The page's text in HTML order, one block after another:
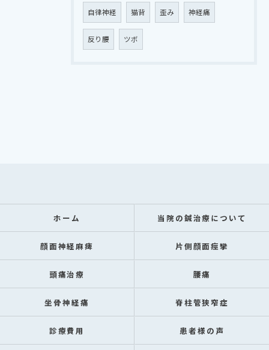
自律神経 猫背 歪み 神経痛
反り腰 ツボ
ホーム 当院の鍼治療について
顔面神経麻痺 片側顔面痙攣
頭痛治療 腰痛
坐骨神経痛 脊柱管狭窄症
診療費用 患者様の声